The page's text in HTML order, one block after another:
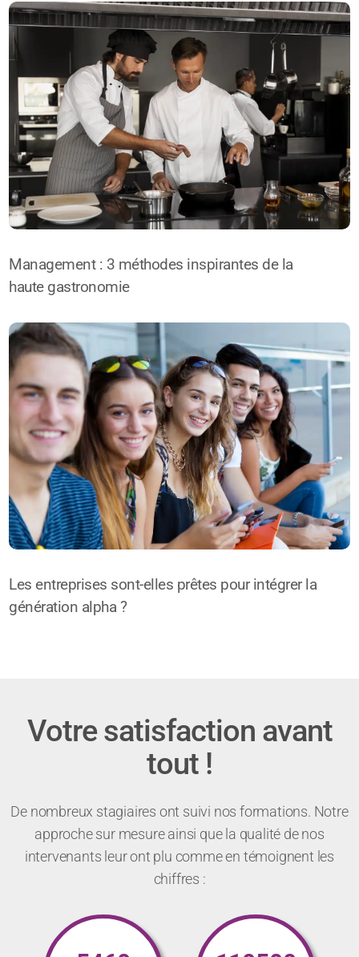
Management : 3 méthodes inspirantes de la
haute gastronomie
Les entreprises sont-elles prêtes pour intégrer la
génération alpha ?
Votre satisfaction avant
tout !
De nombreux stagiaires ont suivi nos formations. Notre
approche sur mesure ainsi que la qualité de nos
intervenants leur ont plu comme en témoignent les
chiffres :